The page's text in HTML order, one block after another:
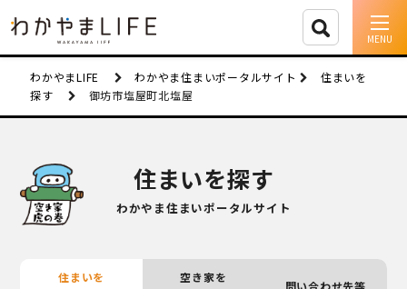
イベント情報
移住支援
しごと
わかやまLIFE わかやま住まいポータルサイト
住まいを
探す
御坊市塩屋町北塩屋
住まいを探す
わかやま住まいポータルサイト
住まいを
空き家を
問い合わせ先等